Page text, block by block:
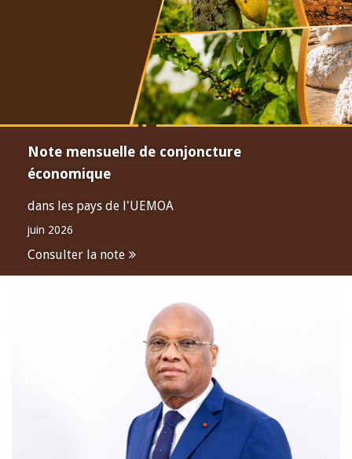
Note mensuelle de conjoncture
économique
dans les pays de l'UEMOA
juin 2026
Consulter la note